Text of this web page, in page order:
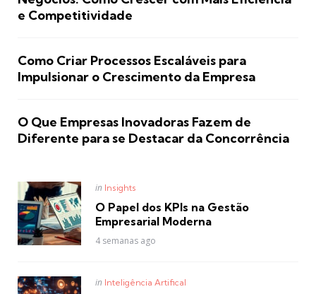
e Competitividade
Como Criar Processos Escaláveis para
Impulsionar o Crescimento da Empresa
O Que Empresas Inovadoras Fazem de
Diferente para se Destacar da Concorrência
Posted
in Insights
O Papel dos KPIs na Gestão
Empresarial Moderna
4 semanas ago
Posted
in Inteligência Artifical